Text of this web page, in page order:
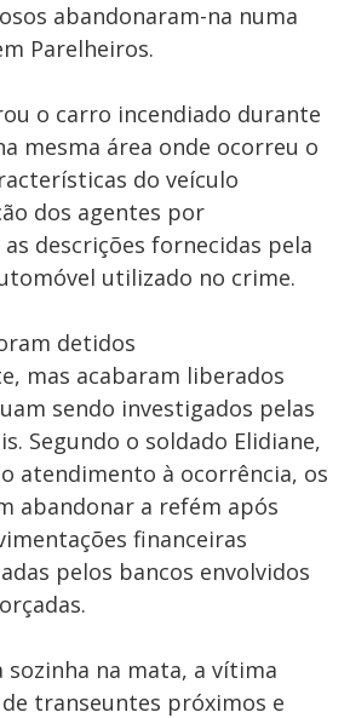
abandonaram-na numa
Parelheiros.
o carro incendiado durante
mesma área onde ocorreu o
do veículo
dos agentes por
descrições fornecidas pela
utilizado no crime.
detidos
mas acabaram liberados
sendo investigados pelas
Segundo o soldado Elidiane,
atendimento à ocorrência, os
abandonar a refém após
financeiras
pelos bancos envolvidos
sozinha na mata, a vítima
transeuntes próximos e